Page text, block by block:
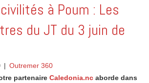
à Poum : Les
du JT du 3 juin de
| Outremer 360
partenaire Caledonia.nc aborde dans